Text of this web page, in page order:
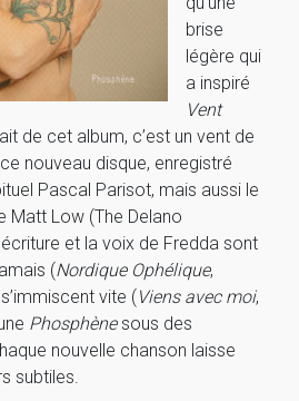
brise
légère qui
a inspiré
Vent
de cet album, c’est un vent de
nouveau disque, enregistré
Pascal Parisot, mais aussi le
Matt Low (The Delano
et la voix de Fredda sont
(Nordique Ophélique,
vite (Viens avec moi,
Phosphènesous des
nouvelle chanson laisse
subtiles.